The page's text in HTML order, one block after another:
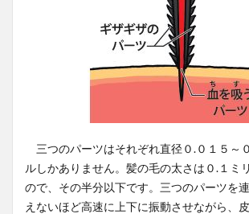
三つのパーツはそれぞれ直径０.０１５～
ルしかありません。髪の毛の太さは０.１ミ
ので、その半分以下です。三つのパーツを
えないほど高速に上下に振動させながら、